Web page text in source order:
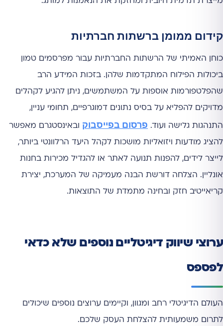
קידום ממומן ברשתות חברתיות
כוחן האמיתי של הרשתות החברתיות עבור מפרסמים טמון
ביכולות הפילוח המתקדמות שלהן. בזכות המידע הרב
שהפלטפורמות אוספות על המשתמשים, ניתן להגיע לקהלים
מדויקים להפליא על בסיס נתונים דמוגרפיים, תחומי עניין,
התנהגות גלישה ועוד. פרסום בפייסבוק ובאינסטגרם מאפשר
להציג מודעות ויזואליות מושכות לקהל היעד הרלוונטי ביותר,
לייצר לידים, להפנות תנועה לאתר או להגדיל מכירות בחנות
אונליין. הצלחה דורשת הבנה מעמיקה של המערכת, יצירת
קריאייטיב חזק ובחינה מתמדת של התוצאות.
ערוצי שיווק דיגיטליים נוספים שלא כדאי
לפספס
העולם הדיגיטלי רחב ומגוון, וקיימים ערוצים נוספים שיכולים
לתרום משמעותית להצלחת העסק שלכם.